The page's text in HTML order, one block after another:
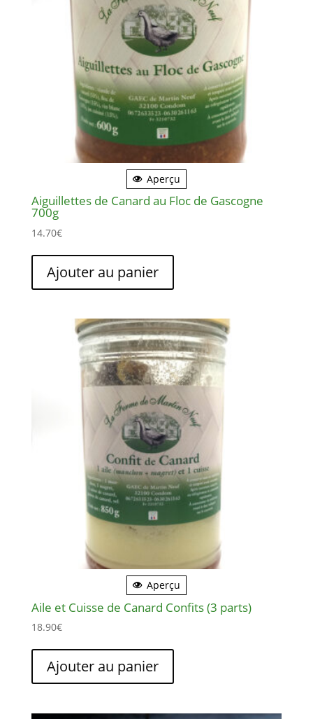
Aperçu
Aiguillettes de Canard au Floc de Gascogne
700g
14.70€
Ajouter au panier
Aperçu
Aile et Cuisse de Canard Confits (3 parts)
18.90€
Ajouter au panier